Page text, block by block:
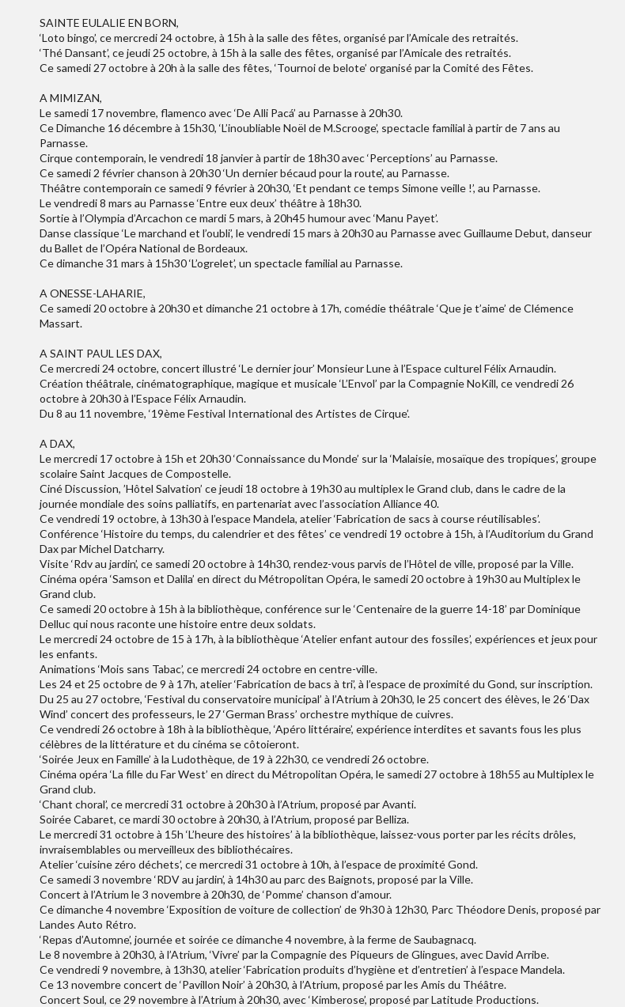
SAINTE EULALIE EN BORN,
‘Loto bingo’, ce mercredi 24 octobre, à 15h à la salle des fêtes, organisé par l’Amicale des retraités.
‘Thé Dansant’, ce jeudi 25 octobre, à 15h à la salle des fêtes, organisé par l’Amicale des retraités.
Ce samedi 27 octobre à 20h à la salle des fêtes, ‘Tournoi de belote’ organisé par la Comité des Fêtes.
A MIMIZAN,
Le samedi 17 novembre, flamenco avec ‘De Alli Pacá’ au Parnasse à 20h30.
Ce Dimanche 16 décembre à 15h30, ‘L’inoubliable Noël de M.Scrooge’, spectacle familial à partir de 7 ans au
Parnasse.
Cirque contemporain, le vendredi 18 janvier à partir de 18h30 avec ‘Perceptions’ au Parnasse.
Ce samedi 2 février chanson à 20h30 ‘Un dernier bécaud pour la route’, au Parnasse.
Théâtre contemporain ce samedi 9 février à 20h30, ‘Et pendant ce temps Simone veille !’, au Parnasse.
Le vendredi 8 mars au Parnasse ‘Entre eux deux’ théâtre à 18h30.
Sortie à l’Olympia d’Arcachon ce mardi 5 mars, à 20h45 humour avec ‘Manu Payet’.
Danse classique ‘Le marchand et l’oubli’, le vendredi 15 mars à 20h30 au Parnasse avec Guillaume Debut, danseur
du Ballet de l’Opéra National de Bordeaux.
Ce dimanche 31 mars à 15h30 ‘L’ogrelet’, un spectacle familial au Parnasse.
A ONESSE-LAHARIE,
Ce samedi 20 octobre à 20h30 et dimanche 21 octobre à 17h, comédie théâtrale ‘Que je t’aime’ de Clémence
Massart.
A SAINT PAUL LES DAX,
Ce mercredi 24 octobre, concert illustré ‘Le dernier jour’ Monsieur Lune à l’Espace culturel Félix Arnaudin.
Création théâtrale, cinématographique, magique et musicale ‘L’Envol’ par la Compagnie NoKill, ce vendredi 26
octobre à 20h30 à l’Espace Félix Arnaudin.
Du 8 au 11 novembre, ‘19ème Festival International des Artistes de Cirque’.
A DAX,
Le mercredi 17 octobre à 15h et 20h30 ‘Connaissance du Monde’ sur la ‘Malaisie, mosaïque des tropiques’, groupe
scolaire Saint Jacques de Compostelle.
Ciné Discussion, ’Hôtel Salvation’ ce jeudi 18 octobre à 19h30 au multiplex le Grand club, dans le cadre de la
journée mondiale des soins palliatifs, en partenariat avec l’association Alliance 40.
Ce vendredi 19 octobre, à 13h30 à l’espace Mandela, atelier ‘Fabrication de sacs à course réutilisables’.
Conférence ‘Histoire du temps, du calendrier et des fêtes’ ce vendredi 19 octobre à 15h, à l’Auditorium du Grand
Dax par Michel Datcharry.
Visite ‘Rdv au jardin’, ce samedi 20 octobre à 14h30, rendez-vous parvis de l’Hôtel de ville, proposé par la Ville.
Cinéma opéra ‘Samson et Dalila’ en direct du Métropolitan Opéra, le samedi 20 octobre à 19h30 au Multiplex le
Grand club.
Ce samedi 20 octobre à 15h à la bibliothèque, conférence sur le ‘Centenaire de la guerre 14-18’ par Dominique
Delluc qui nous raconte une histoire entre deux soldats.
Le mercredi 24 octobre de 15 à 17h, à la bibliothèque ‘Atelier enfant autour des fossiles’, expériences et jeux pour
les enfants.
Animations ‘Mois sans Tabac’, ce mercredi 24 octobre en centre-ville.
Les 24 et 25 octobre de 9 à 17h, atelier ‘Fabrication de bacs à tri’, à l’espace de proximité du Gond, sur inscription.
Du 25 au 27 octobre, ‘Festival du conservatoire municipal’ à l’Atrium à 20h30, le 25 concert des élèves, le 26 ‘Dax
Wind’ concert des professeurs, le 27 ‘German Brass’ orchestre mythique de cuivres.
Ce vendredi 26 octobre à 18h à la bibliothèque, ‘Apéro littéraire’, expérience interdites et savants fous les plus
célèbres de la littérature et du cinéma se côtoieront.
‘Soirée Jeux en Famille’ à la Ludothèque, de 19 à 22h30, ce vendredi 26 octobre.
Cinéma opéra ‘La fille du Far West’ en direct du Métropolitan Opéra, le samedi 27 octobre à 18h55 au Multiplex le
Grand club.
‘Chant choral’, ce mercredi 31 octobre à 20h30 à l’Atrium, proposé par Avanti.
Soirée Cabaret, ce mardi 30 octobre à 20h30, à l’Atrium, proposé par Belliza.
Le mercredi 31 octobre à 15h ‘L’heure des histoires’ à la bibliothèque, laissez-vous porter par les récits drôles,
invraisemblables ou merveilleux des bibliothécaires.
Atelier ‘cuisine zéro déchets’, ce mercredi 31 octobre à 10h, à l’espace de proximité Gond.
Ce samedi 3 novembre ‘RDV au jardin’, à 14h30 au parc des Baignots, proposé par la Ville.
Concert à l’Atrium le 3 novembre à 20h30, de ‘Pomme’ chanson d’amour.
Ce dimanche 4 novembre ‘Exposition de voiture de collection’ de 9h30 à 12h30, Parc Théodore Denis, proposé par
Landes Auto Rétro.
‘Repas d’Automne’, journée et soirée ce dimanche 4 novembre, à la ferme de Saubagnacq.
Le 8 novembre à 20h30, à l’Atrium, ‘Vivre’ par la Compagnie des Piqueurs de Glingues, avec David Arribe.
Ce vendredi 9 novembre, à 13h30, atelier ‘Fabrication produits d’hygiène et d’entretien’ à l’espace Mandela.
Ce 13 novembre concert de ‘Pavillon Noir’ à 20h30, à l’Atrium, proposé par les Amis du Théâtre.
Concert Soul, ce 29 novembre à l’Atrium à 20h30, avec ‘Kimberose’, proposé par Latitude Productions.